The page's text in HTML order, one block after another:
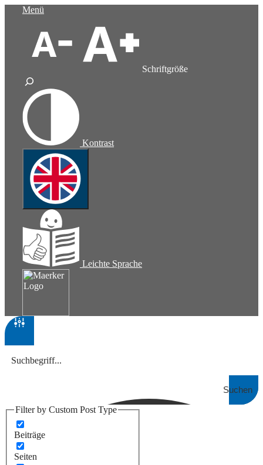
Menü
Schriftgröße
Kontrast
Leichte Sprache
Suchen
Filter by Custom Post Type
Beiträge
Seiten